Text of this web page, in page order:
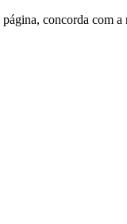
concorda com a